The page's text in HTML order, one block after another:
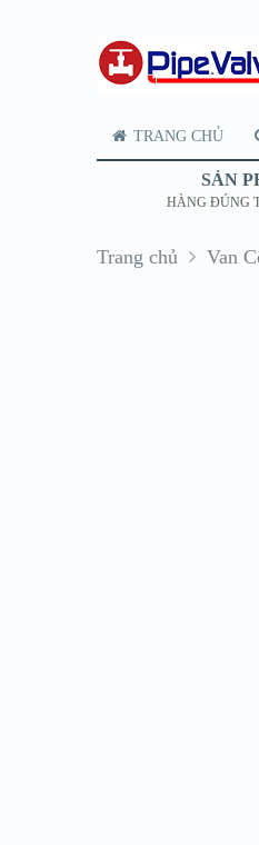
TRANG CHỦ
SẢN
HÀNG ĐÚNG
Trang chủ Van